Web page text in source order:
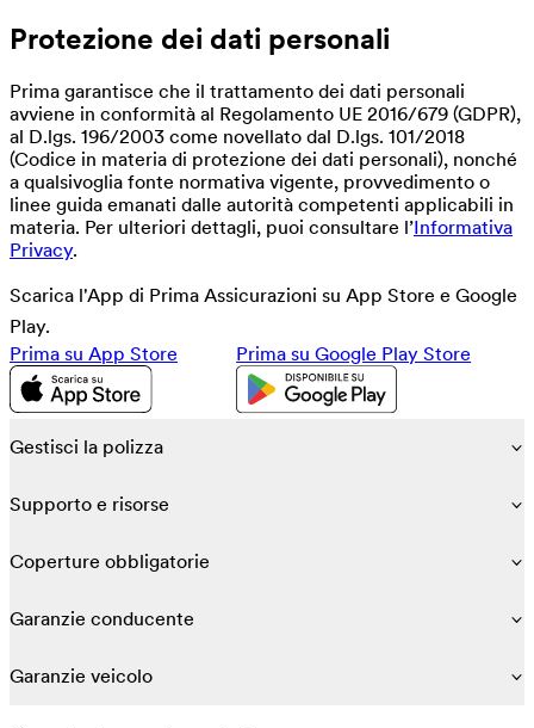
Protezione dei dati personali
Prima garantisce che il trattamento dei dati personali
avviene in conformità al Regolamento UE 2016/679 (GDPR),
al D.lgs. 196/2003 come novellato dal D.lgs. 101/2018
(Codice in materia di protezione dei dati personali), nonché
a qualsivoglia fonte normativa vigente, provvedimento o
linee guida emanati dalle autorità competenti applicabili in
materia. Per ulteriori dettagli, puoi consultare l’Informativa
Privacy.
Scarica l'App di Prima Assicurazioni su App Store e Google
Play.
Prima su App Store
Prima su Google Play Store
Gestisci la polizza
Supporto e risorse
Coperture obbligatorie
Garanzie conducente
Garanzie veicolo